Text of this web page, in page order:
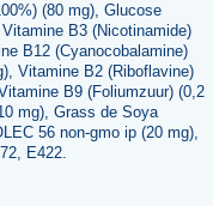
(80 mg), Glucose
B3 (Nicotinamide)
B12 (Cyanocobalamine)
Vitamine B2 (Riboflavine)
B9 (Foliumzuur) (0,2
mg), Grass de Soya
56 non-gmo ip (20 mg),
E422.